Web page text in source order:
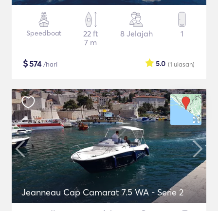
Speedboat
22 ft
7 m
8 Jelajah 1
$574/hari (1 ulasan)
5.0
Jeanneau Cap Camarat 7.5 WA - Serie 2